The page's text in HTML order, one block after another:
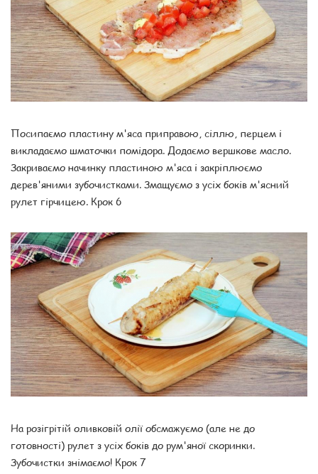
Посипаємо пластину м'яса приправою, сіллю, перцем і
викладаємо шматочки помідора. Додаємо вершкове масло.
Закриваємо начинку пластиною м'яса і закріплюємо
дерев'яними зубочистками. Змащуємо з усіх боків м'ясний
рулет гірчицею. Крок 6
На розігрітій оливковій олії обсмажуємо (але не до
готовності) рулет з усіх боків до рум'яної скоринки.
Зубочистки знімаємо! Крок 7